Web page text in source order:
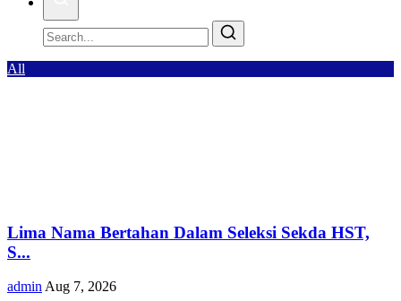
All
Lima Nama Bertahan Dalam Seleksi Sekda HST,
S...
adminAug 7, 2026